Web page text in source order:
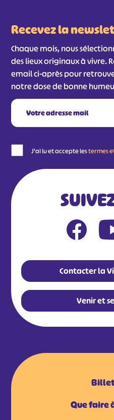
Recevez la
Chaque mois, nous
des lieux originaux à vivre.
email ci-après pour
notre dose de bonne
J'ai lu et accepte lestermes
Contacter la
Venir et
Que faire
# #